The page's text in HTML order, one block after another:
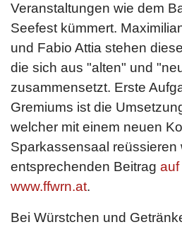
Veranstaltungen wie dem
Seefest kümmert.
und Fabio Attia stehen
die sich aus "alten" und
zusammensetzt. Erste
Gremiums ist die
welcher mit einem neuen
Sparkassensaal reüssieren
entsprechenden Beitrag auf
www.ffwrn.at.
Bei Würstchen und